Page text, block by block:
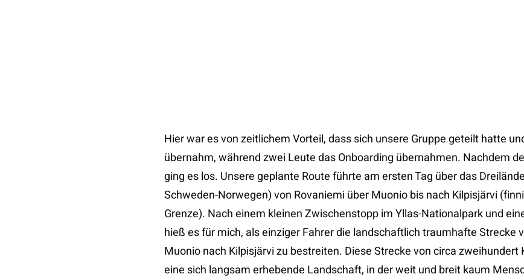
Hier war es von zeitlichem Vorteil, dass sich unsere Gruppe geteilt hatte
übernahm, während zwei Leute das Onboarding übernahmen. Nachdem
ging es los. Unsere geplante Route führte am ersten Tag über das
Schweden-Norwegen) von Rovaniemi über Muonio bis nach Kilpisjärvi
Grenze). Nach einem kleinen Zwischenstopp im Yllas-Nationalpark und
hieß es für mich, als einziger Fahrer die landschaftlich traumhafte Strecke
Muonio nach Kilpisjärvi zu bestreiten. Diese Strecke von circa
eine sich langsam erhebende Landschaft, in der weit und breit kaum